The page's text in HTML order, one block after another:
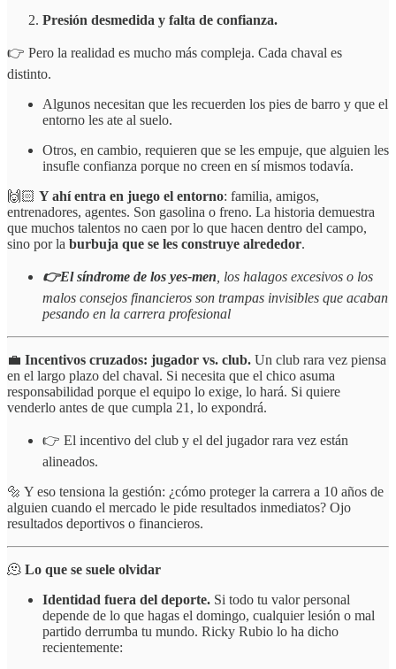
Presión desmedida y falta de confianza.
👉 Pero la realidad es mucho más compleja. Cada chaval es
distinto.
Algunos necesitan que les recuerden los pies de barro y que el
entorno les ate al suelo.
Otros, en cambio, requieren que se les empuje, que alguien les
insufle confianza porque no creen en sí mismos todavía.
🙌🏻 Y ahí entra en juego el entorno: familia, amigos,
entrenadores, agentes. Son gasolina o freno. La historia demuestra
que muchos talentos no caen por lo que hacen dentro del campo,
sino por la burbuja que se les construye alrededor.
👉El síndrome de los yes-men , los halagos excesivos o los
malos consejos financieros son trampas invisibles que acaban
pesando en la carrera profesional
💼 Incentivos cruzados: jugador vs. club. Un club rara vez piensa
en el largo plazo del chaval. Si necesita que el chico asuma
responsabilidad porque el equipo lo exige, lo hará. Si quiere
venderlo antes de que cumpla 21, lo expondrá.
👉 El incentivo del club y el del jugador rara vez están
alineados.
🔩 Y eso tensiona la gestión: ¿cómo proteger la carrera a 10 años de
alguien cuando el mercado le pide resultados inmediatos? Ojo
resultados deportivos o financieros.
🫠 Lo que se suele olvidar
Identidad fuera del deporte. Si todo tu valor personal
depende de lo que hagas el domingo, cualquier lesión o mal
partido derrumba tu mundo. Ricky Rubio lo ha dicho
recientemente: